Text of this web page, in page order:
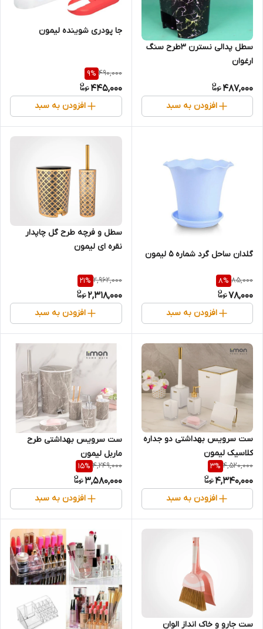
سطل پدالی نسترن 3طرح سنگ
ارغوان
487,000
افزودن به سبد
جا پودری شوینده لیمون
490,000
9%
445,000
افزودن به سبد
گلدان ساحل گرد شماره 5 لیمون
85,000
8%
78,000
افزودن به سبد
سطل و فرچه طرح گل چاپدار
نقره ای لیمون
2,962,000
21%
2,318,000
افزودن به سبد
ست سرویس بهداشتی دو جداره
کلاسیک لیمون
4,520,000
3%
4,340,000
افزودن به سبد
ست سرویس بهداشتی طرح
ماربل لیمون
4,249,000
15%
3,580,000
افزودن به سبد
ست جارو و خاک انداز الوان